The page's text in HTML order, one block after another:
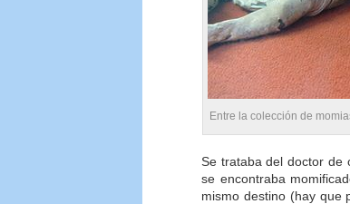
Entre la colección de
Se trataba del doctor de
se encontraba
mismo destino (hay que